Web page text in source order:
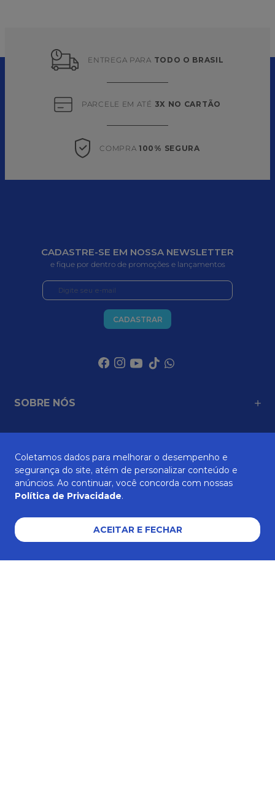
ENTREGA PARA TODO O BRASIL
PARCELE EM ATÉ 3X NO CARTÃO
COMPRA 100% SEGURA
CADASTRE-SE EM NOSSA NEWSLETTER
e fique por dentro de promoções e lançamentos
CADASTRAR
SOBRE NÓS
ATENDIMENTO
AJUDA E SUPORTE
Coletamos dados para melhorar o desempenho e
segurança do site, atém de personalizar conteúdo e
anúncios. Ao continuar, você concorda com nossas
Política de Privacidade.
ACEITAR E FECHAR